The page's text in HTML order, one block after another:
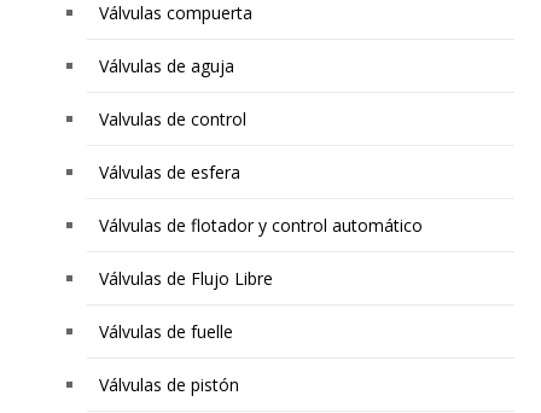
Válvulas compuerta
Válvulas de aguja
Valvulas de control
Válvulas de esfera
Válvulas de flotador y control automático
Válvulas de Flujo Libre
Válvulas de fuelle
Válvulas de pistón